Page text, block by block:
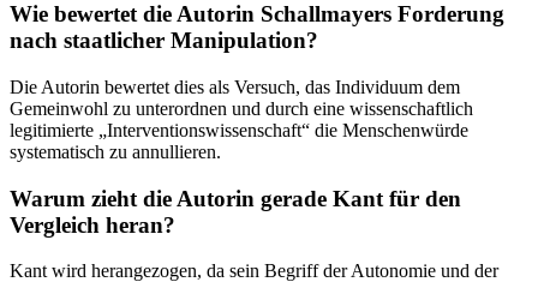
Wie bewertet die Autorin Schallmayers Forderung
nach staatlicher Manipulation?
Die Autorin bewertet dies als Versuch, das Individuum dem
Gemeinwohl zu unterordnen und durch eine wissenschaftlich
legitimierte „Interventionswissenschaft“ die Menschenwürde
systematisch zu annullieren.
Warum zieht die Autorin gerade Kant für den
Vergleich heran?
Kant wird herangezogen, da sein Begriff der Autonomie und der